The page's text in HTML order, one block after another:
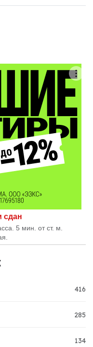
сдан
5 мин. от ст. м.
416
285
134